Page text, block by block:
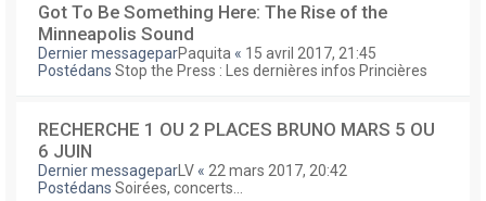
Got To Be Something Here: The Rise of the
Minneapolis Sound
Dernier messageparPaquita « 15 avril 2017, 21:45
Postédans Stop the Press : Les dernières infos Princières
RECHERCHE 1 OU 2 PLACES BRUNO MARS 5 OU
6 JUIN
Dernier messagepar LV « 22 mars 2017, 20:42
Postédans Soirées, concerts...